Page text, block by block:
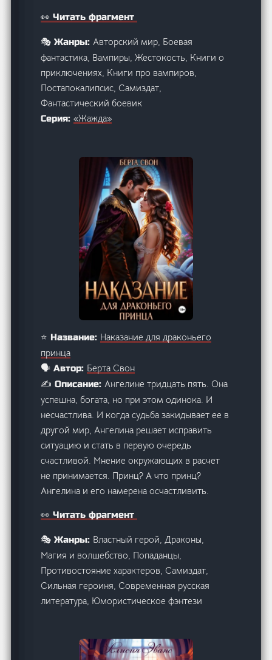
👀 Читать фрагмент
🎭 Жанры:Авторский мир, Боевая
фантастика, Вампиры, Жестокость, Книги о
приключениях, Книги про вампиров,
Постапокалипсис, Самиздат,
Фантастический боевик
Серия:«Жажда»
⭐ Название: Наказание для драконьего
принца
🗣️ Автор: Берта Свон
✍️ Описание:Ангелине тридцать пять. Она
успешна, богата, но при этом одинока. И
несчастлива. И когда судьба закидывает ее в
другой мир, Ангелина решает исправить
ситуацию и стать в первую очередь
счастливой. Мнение окружающих в расчет
не принимается. Принц? А что принц?
Ангелина и его намерена осчастливить.
👀 Читать фрагмент
🎭 Жанры: Властный герой, Драконы,
Магия и волшебство, Попаданцы,
Противостояние характеров, Самиздат,
Сильная героиня, Современная русская
литература, Юмористическое фэнтези